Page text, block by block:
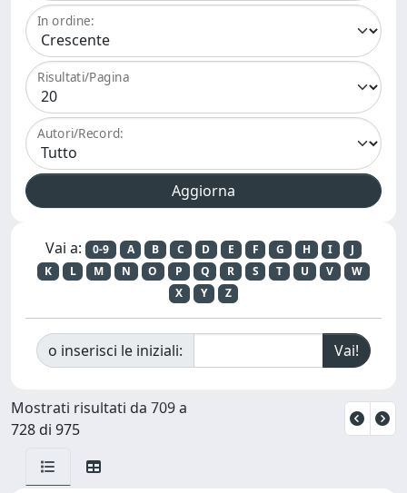
In ordine:
Risultati/Pagina
Autori/Record:
Vai a: 0-9 A B C D E F G H I
J
K
L M N O P Q R S T U V
W
X
Y Z
o inserisci le iniziali:
Mostrati risultati da 709 a
728 di 975